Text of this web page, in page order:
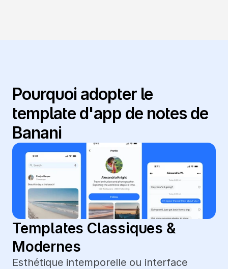
Pourquoi adopter le
template d'app de notes de
Banani
Templates Classiques &
Modernes
Esthétique intemporelle ou interface